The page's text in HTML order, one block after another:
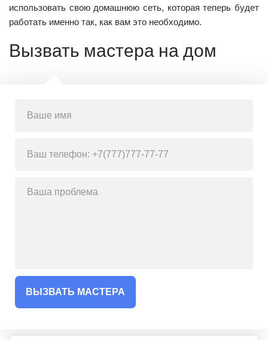
использовать свою домашнюю сеть, которая теперь будет
работать именно так, как вам это необходимо.
Вызвать мастера на дом
ВЫЗВАТЬ МАСТЕРА